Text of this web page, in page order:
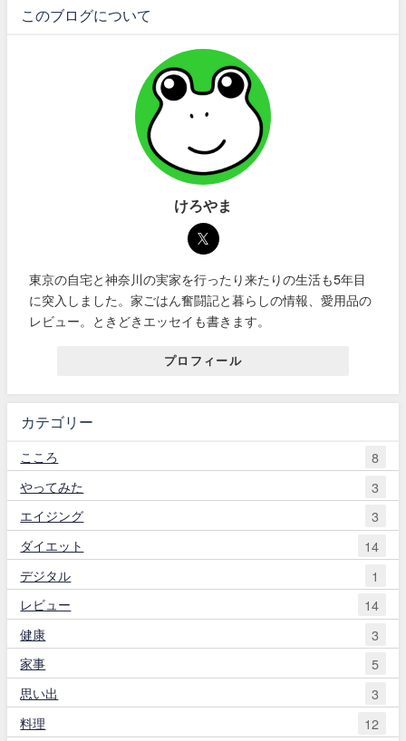
このブログについて
けろやま
東京の自宅と神奈川の実家を行ったり来たりの生活も5年目
に突入しました。家ごはん奮闘記と暮らしの情報、愛用品の
レビュー。ときどきエッセイも書きます。
プロフィール
カテゴリー
こころ
8
やってみた
3
エイジング
3
ダイエット
14
デジタル
1
レビュー
14
健康
3
家事
5
思い出
3
料理
12